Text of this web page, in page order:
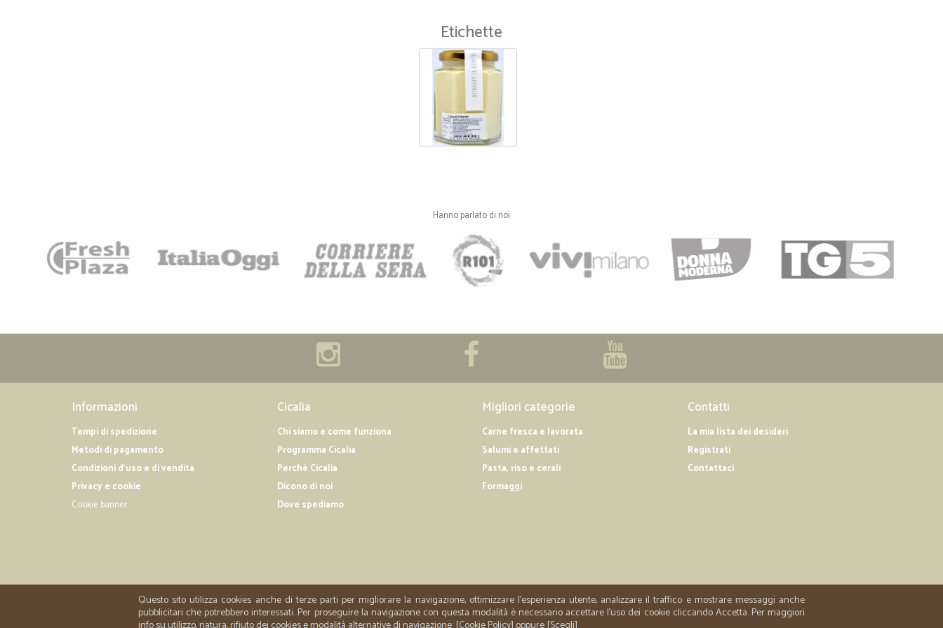
tutto ottimo spedizione celerità…
tutto ottimo spedizione celerità qualità manca solo una buon magazzino in tempo reale
Etichette
Hanno parlato di noi
Informazioni
Tempi di spedizione
Metodi di pagamento
Condizioni d'uso e di vendita
Privacy e cookie
Cookie banner
Cicalia
Chi siamo e come funziona
Programma Cicalia
Perché Cicalia
Dicono di noi
Dove spediamo
Migliori categorie
Carne fresca e lavorata
Salumi e affettati
Pasta, riso e cerali
Formaggi
Contatti
La mia lista dei desideri
Registrati
Contattaci
Questo sito utilizza cookies anche di terze parti per migliorare la navigazione, ottimizzare l'esperienza utente, analizzare il traffico e mostrare messaggi anche
pubblicitari che potrebbero interessati. Per proseguire la navigazione con questa modalità è necessario accettare l'uso dei cookie cliccando Accetta. Per maggiori